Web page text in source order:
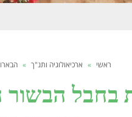
ראשי » ארכיאולוגיה ותנ"ך »
בחבל הבשור